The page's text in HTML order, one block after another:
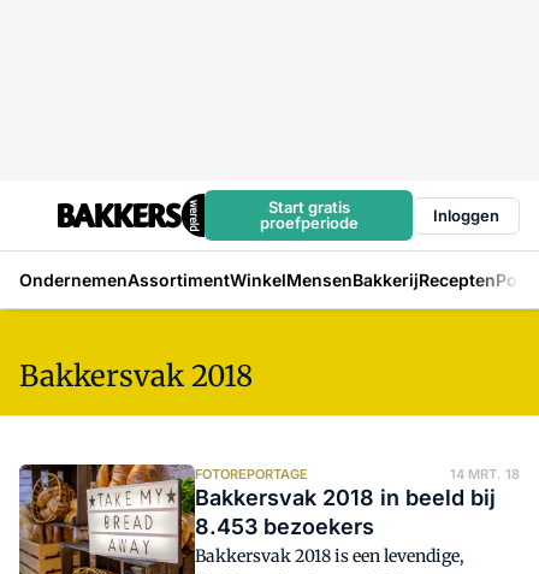
Start gratis
proefperiode
Inloggen
OndernemenAssortimentWinkelMensenBakkerijRecepten
Bakkersvak 2018
FOTOREPORTAGE 14 MRT. 18
Bakkersvak 2018 in beeld bij
8.453 bezoekers
Bakkersvak 2018 is een levendige,